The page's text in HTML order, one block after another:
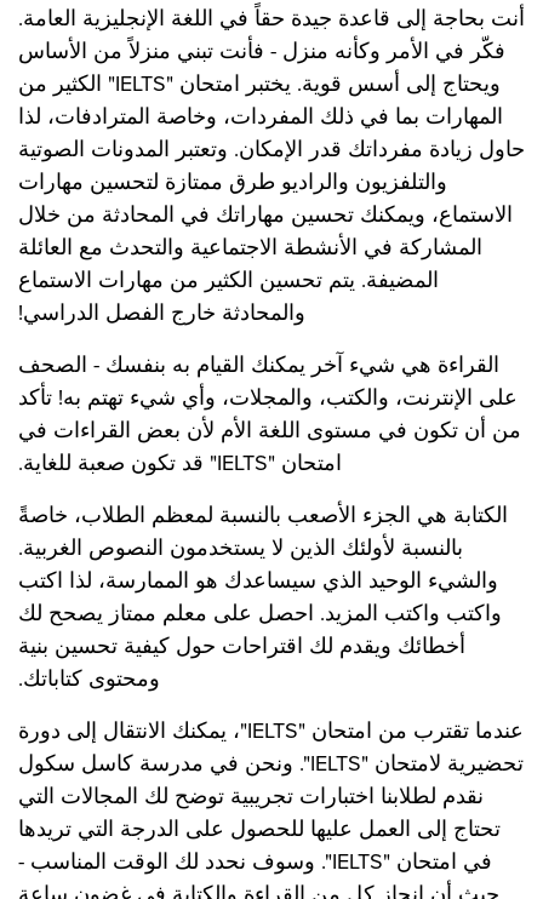
أنت بحاجة إلى قاعدة جيدة حقاً في اللغة الإنجليزية العامة.
فكّر في الأمر وكأنه منزل - فأنت تبني منزلاً من الأساس
ويحتاج إلى أسس قوية. يختبر امتحان "IELTS" الكثير من
المهارات بما في ذلك المفردات، وخاصة المترادفات، لذا
حاول زيادة مفرداتك قدر الإمكان. وتعتبر المدونات الصوتية
والتلفزيون والراديو طرق ممتازة لتحسين مهارات
الاستماع، ويمكنك تحسين مهاراتك في المحادثة من خلال
المشاركة في الأنشطة الاجتماعية والتحدث مع العائلة
المضيفة. يتم تحسين الكثير من مهارات الاستماع
والمحادثة خارج الفصل الدراسي!
القراءة هي شيء آخر يمكنك القيام به بنفسك - الصحف
على الإنترنت، والكتب، والمجلات، وأي شيء تهتم به! تأكد
من أن تكون في مستوى اللغة الأم لأن بعض القراءات في
امتحان "IELTS" قد تكون صعبة للغاية.
الكتابة هي الجزء الأصعب بالنسبة لمعظم الطلاب، خاصةً
بالنسبة لأولئك الذين لا يستخدمون النصوص الغربية.
والشيء الوحيد الذي سيساعدك هو الممارسة، لذا اكتب
واكتب واكتب المزيد. احصل على معلم ممتاز يصحح لك
أخطائك ويقدم لك اقتراحات حول كيفية تحسين بنية
ومحتوى كتاباتك.
عندما تقترب من امتحان "IELTS"، يمكنك الانتقال إلى دورة
تحضيرية لامتحان "IELTS". ونحن في مدرسة كاسل سكول
نقدم لطلابنا اختبارات تجريبية توضح لك المجالات التي
تحتاج إلى العمل عليها للحصول على الدرجة التي تريدها
في امتحان "IELTS". وسوف نحدد لك الوقت المناسب -